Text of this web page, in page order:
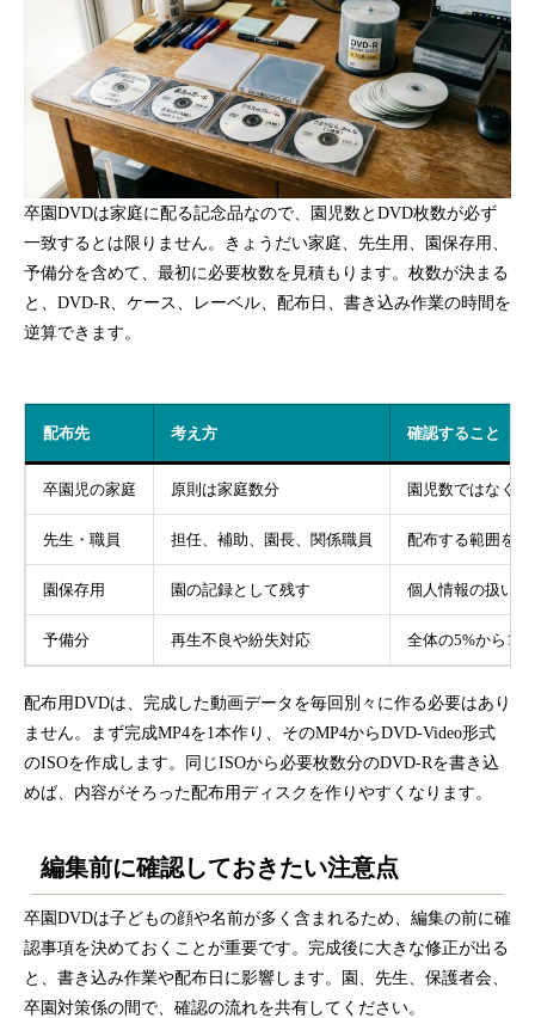
卒園DVDは家庭に配る記念品なので、園児数とDVD枚数が必ず
一致するとは限りません。きょうだい家庭、先生用、園保存用、
予備分を含めて、最初に必要枚数を見積もります。枚数が決まる
と、DVD-R、ケース、レーベル、配布日、書き込み作業の時間を
逆算できます。
配布先 考え方 確認すること
卒園児の家庭 原則は家庭数分 園児数ではなく
先生・職員 担任、補助、園長、関係職員 配布する範囲を
園保存用 園の記録として残す 個人情報の扱い
予備分 再生不良や紛失対応 全体の5%から
配布用DVDは、完成した動画データを毎回別々に作る必要はあり
ません。まず完成MP4を1本作り、そのMP4からDVD-Video形式
のISOを作成します。同じISOから必要枚数分のDVD-Rを書き込
めば、内容がそろった配布用ディスクを作りやすくなります。
編集前に確認しておきたい注意点
卒園DVDは子どもの顔や名前が多く含まれるため、編集の前に確
認事項を決めておくことが重要です。完成後に大きな修正が出る
と、書き込み作業や配布日に影響します。園、先生、保護者会、
卒園対策係の間で、確認の流れを共有してください。